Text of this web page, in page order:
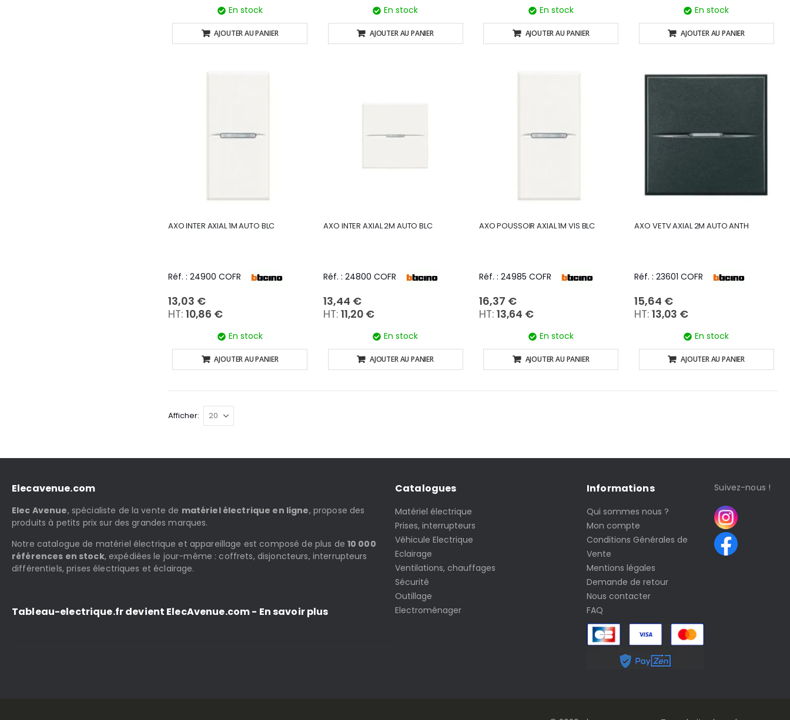
En stock
AJOUTER AU PANIER
En stock
AJOUTER AU PANIER
En stock
AJOUTER AU PANIER
En stock
AJOUTER AU PANIER
AXO INTER AXIAL 1M AUTO BLC
Réf. : 24900 COFR
13,03 €
10,86 €
En stock
AJOUTER AU PANIER
AXO INTER AXIAL 2M AUTO BLC
Réf. : 24800 COFR
13,44 €
11,20 €
En stock
AJOUTER AU PANIER
AXO POUSSOIR AXIAL 1M VIS BLC
Réf. : 24985 COFR
16,37 €
13,64 €
En stock
AJOUTER AU PANIER
AXO VETV AXIAL 2M AUTO ANTH
Réf. : 23601 COFR
15,64 €
13,03 €
En stock
AJOUTER AU PANIER
Afficher
Elecavenue.com
Elec Avenue, spécialiste de la vente de matériel électrique en ligne, propose des
produits à petits prix sur des grandes marques.
Notre catalogue de matériel électrique et appareillage est composé de plus de 10 000
références en stock, expédiées le jour-même : coffrets, disjoncteurs, interrupteurs
différentiels, prises électriques et éclairage.
Tableau-electrique.fr devient ElecAvenue.com - En savoir plus
Catalogues
Matériel électrique
Prises, interrupteurs
Véhicule Electrique
Eclairage
Ventilations, chauffages
Sécurité
Outillage
Electroménager
Informations
Qui sommes nous ?
Mon compte
Conditions Générales de
Vente
Mentions légales
Demande de retour
Nous contacter
FAQ
Suivez-nous !